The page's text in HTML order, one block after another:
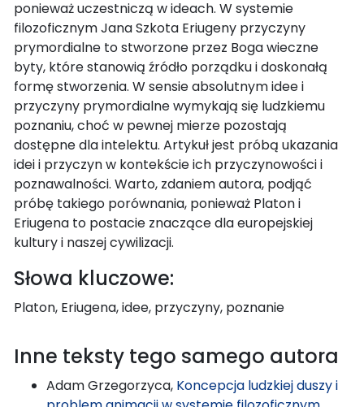
ponieważ uczestniczą w ideach. W systemie
filozoficznym Jana Szkota Eriugeny przyczyny
prymordialne to stworzone przez Boga wieczne
byty, które stanowią źródło porządku i doskonałą
formę stworzenia. W sensie absolutnym idee i
przyczyny prymordialne wymykają się ludzkiemu
poznaniu, choć w pewnej mierze pozostają
dostępne dla intelektu. Artykuł jest próbą ukazania
idei i przyczyn w kontekście ich przyczynowości i
poznawalności. Warto, zdaniem autora, podjąć
próbę takiego porównania, ponieważ Platon i
Eriugena to postacie znaczące dla europejskiej
kultury i naszej cywilizacji.
Słowa kluczowe:
Platon, Eriugena, idee, przyczyny, poznanie
Inne teksty tego samego autora
Adam Grzegorzyca, Koncepcja ludzkiej duszy i